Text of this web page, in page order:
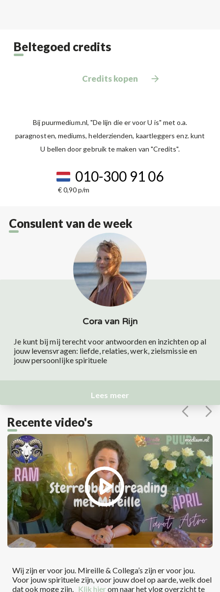
Beltegoed credits
Credits kopen
Bij puurmedium.nl, "De lijn die er voor U is" met o.a.
paragnosten, mediums, helderzienden, kaartleggers enz. kunt
U bellen door gebruik te maken van "Credits".
010-300 91 06
€ 0,90 p/m
Consulent van de week
Cora van Rijn
Je kunt bij mij terecht voor antwoorden en inzichten op al
jouw levensvragen: liefde, relaties, werk, zielsmissie en
jouw persoonlijke spirituele
Lees meer
Recente video's
Wij zijn er voor jou. Mireille & Collega’s zijn er voor jou.
Voor jouw spirituele zijn, voor jouw doel op aarde, welk doel
dat ook moge zijn. Klik hierom naar het vlog overzicht te